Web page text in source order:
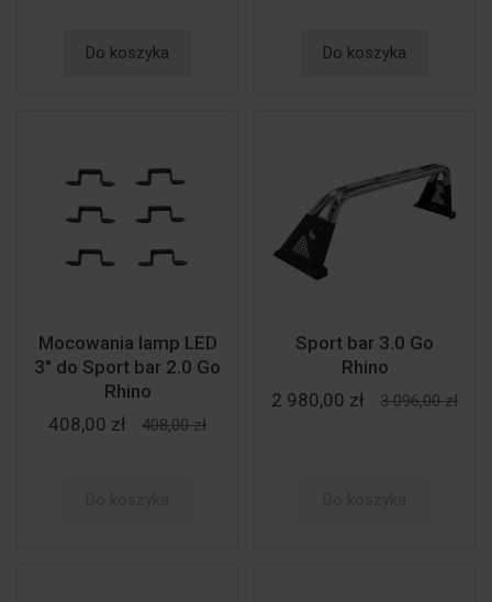
Do koszyka Do koszyka
Mocowania lamp LED
3" do Sport bar 2.0 Go
Rhino
408,00 zł
408,00 zł
Sport bar 3.0 Go
Rhino
2 980,00 zł
3 096,00 zł